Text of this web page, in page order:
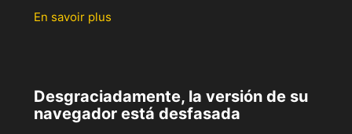
En savoir plus
Desgraciadamente, la versión de su
navegador está desfasada